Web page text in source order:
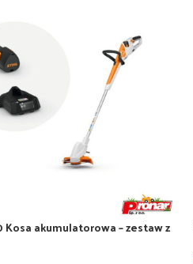
Kosa akumulatorowa – zestaw z